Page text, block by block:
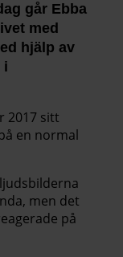
går Ebba
med
hjälp av
i
2017 sitt
en normal
men det
på